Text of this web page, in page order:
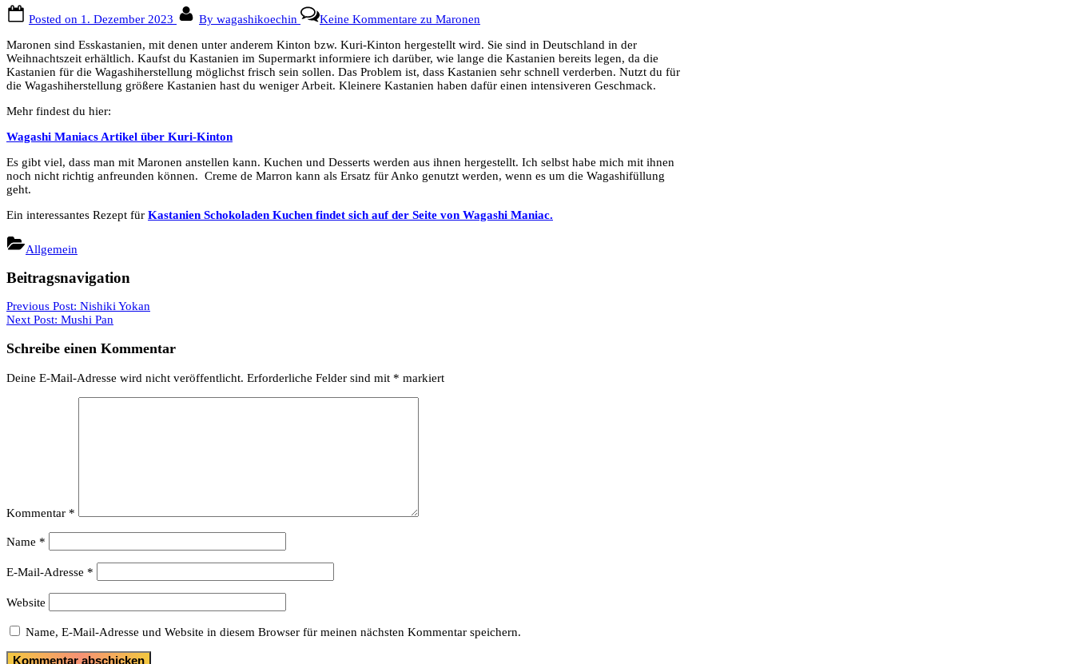
Posted on 1. Dezember 2023 By wagashikoechin Keine Kommentare zu Maronen
Maronen sind Esskastanien, mit denen unter anderem Kinton bzw. Kuri-Kinton hergestellt wird. Sie sind in Deutschland in der
Weihnachtszeit erhältlich. Kaufst du Kastanien im Supermarkt informiere ich darüber, wie lange die Kastanien bereits legen, da die
Kastanien für die Wagashiherstellung möglichst frisch sein sollen. Das Problem ist, dass Kastanien sehr schnell verderben. Nutzt du für
die Wagashiherstellung größere Kastanien hast du weniger Arbeit. Kleinere Kastanien haben dafür einen intensiveren Geschmack.
Mehr findest du hier:
Wagashi Maniacs Artikel über Kuri-Kinton
Es gibt viel, dass man mit Maronen anstellen kann. Kuchen und Desserts werden aus ihnen hergestellt. Ich selbst habe mich mit ihnen
noch nicht richtig anfreunden können. Creme de Marron kann als Ersatz für Anko genutzt werden, wenn es um die Wagashifüllung
geht.
Ein interessantes Rezept für Kastanien Schokoladen Kuchen findet sich auf der Seite von Wagashi Maniac.
Allgemein
Beitragsnavigation
Previous Post: Nishiki Yokan
Next Post: Mushi Pan
Schreibe einen Kommentar
Deine E-Mail-Adresse wird nicht veröffentlicht. Erforderliche Felder sind mit * markiert
Kommentar *
Name *
E-Mail-Adresse *
Website
Name, E-Mail-Adresse und Website in diesem Browser für meinen nächsten Kommentar speichern.